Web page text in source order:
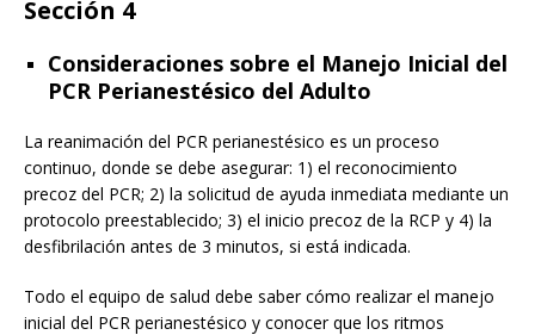
Sección 4
Consideraciones sobre el Manejo Inicial del
PCR Perianestésico del Adulto
La reanimación del PCR perianestésico es un proceso
continuo, donde se debe asegurar: 1) el reconocimiento
precoz del PCR; 2) la solicitud de ayuda inmediata mediante un
protocolo preestablecido; 3) el inicio precoz de la RCP y 4) la
desfibrilación antes de 3 minutos, si está indicada.
Todo el equipo de salud debe saber cómo realizar el manejo
inicial del PCR perianestésico y conocer que los ritmos